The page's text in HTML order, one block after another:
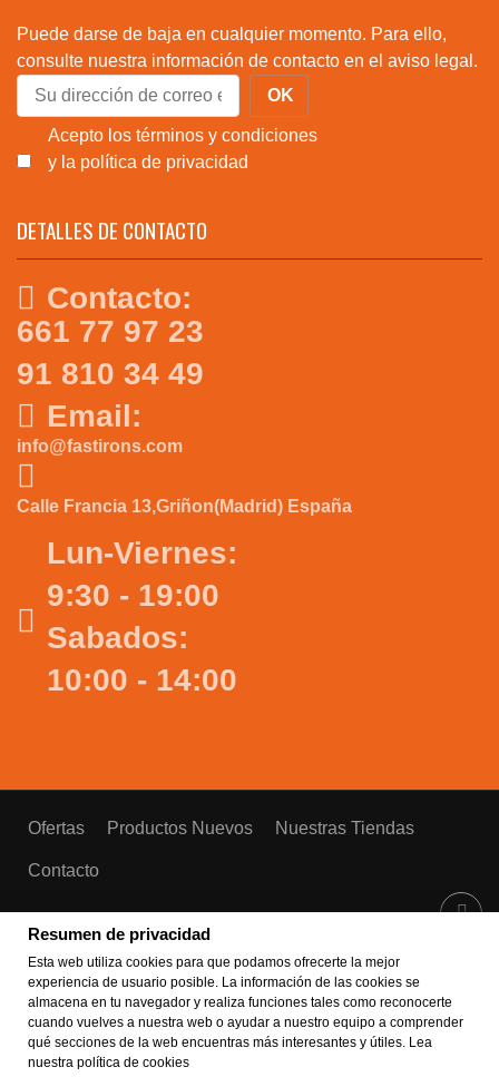
Puede darse de baja en cualquier momento. Para ello,
consulte nuestra información de contacto en el aviso legal.
Acepto los términos y condiciones
y la política de privacidad
DETALLES DE CONTACTO
Contacto:
661 77 97 23
91 810 34 49
Email:
info@fastirons.com
Calle Francia 13,Griñon(Madrid) España
Lun-Viernes:
9:30 - 19:00
Sabados:
10:00 - 14:00
Ofertas Productos Nuevos Nuestras Tiendas
Contacto
Copyright © 2026 Fastirons. Todos los derechos
reservados. Aviso legal-Política de cookies-Política de
privacidad
Powered By Francisco J.Rozas
Resumen de privacidad
Esta web utiliza cookies para que podamos ofrecerte la mejor
experiencia de usuario posible. La información de las cookies se
almacena en tu navegador y realiza funciones tales como reconocerte
cuando vuelves a nuestra web o ayudar a nuestro equipo a comprender
qué secciones de la web encuentras más interesantes y útiles. Lea
nuestra política de cookies